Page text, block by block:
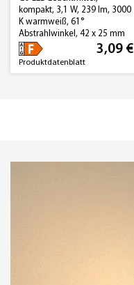
kompakt, 3,1 W, 239 lm, 3000
K warmweiß, 61°
Abstrahlwinkel, 42 x 25 mm
Produktdatenblatt
3,09 €